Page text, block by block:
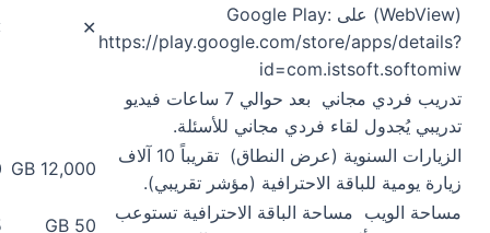
(WebView) على Google Play:
https://play.google.com/store/apps/details?
id=com.istsoft.softomiw
✕
تدريب فردي مجاني
بعد حوالي 7 ساعات فيديو
تدريبي يُجدول لقاء فردي مجاني للأسئلة.
الزيارات السنوية (عرض النطاق)
تقريباً 10 آلاف
زيارة يومية للباقة الاحترافية (مؤشر تقريبي).
12,000 GB
مساحة الويب مساحة الباقة الاحترافية تستوعب
50 GB